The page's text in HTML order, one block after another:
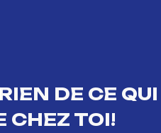
DE CE QUI
CHEZ TOI!